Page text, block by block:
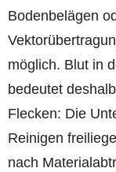
Bodenbelägen
möglich. Blut in
bedeutet
Flecken: Die
Reinigen
nach